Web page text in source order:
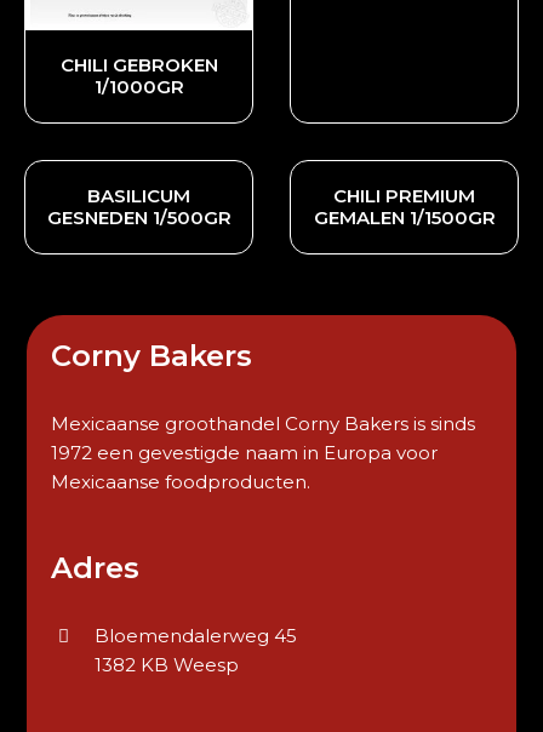
CHILI GEBROKEN
1/1000GR
BASILICUM
GESNEDEN 1/500GR
CHILI PREMIUM
GEMALEN 1/1500GR
Corny Bakers
Mexicaanse groothandel Corny Bakers is sinds
1972 een gevestigde naam in Europa voor
Mexicaanse foodproducten.
Adres
Bloemendalerweg 45
1382 KB Weesp